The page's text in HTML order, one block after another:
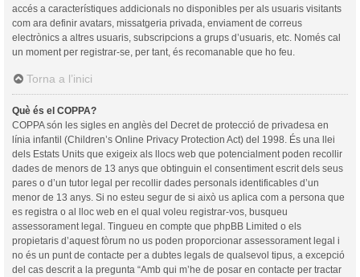
accés a característiques addicionals no disponibles per als usuaris visitants
com ara definir avatars, missatgeria privada, enviament de correus
electrònics a altres usuaris, subscripcions a grups d’usuaris, etc. Només cal
un moment per registrar-se, per tant, és recomanable que ho feu.
Torna a l’inici
Què és el COPPA?
COPPA són les sigles en anglès del Decret de protecció de privadesa en
línia infantil (Children’s Online Privacy Protection Act) del 1998. És una llei
dels Estats Units que exigeix als llocs web que potencialment poden recollir
dades de menors de 13 anys que obtinguin el consentiment escrit dels seus
pares o d’un tutor legal per recollir dades personals identificables d’un
menor de 13 anys. Si no esteu segur de si això us aplica com a persona que
es registra o al lloc web en el qual voleu registrar-vos, busqueu
assessorament legal. Tingueu en compte que phpBB Limited o els
propietaris d’aquest fòrum no us poden proporcionar assessorament legal i
no és un punt de contacte per a dubtes legals de qualsevol tipus, a excepció
del cas descrit a la pregunta “Amb qui m’he de posar en contacte per tractar